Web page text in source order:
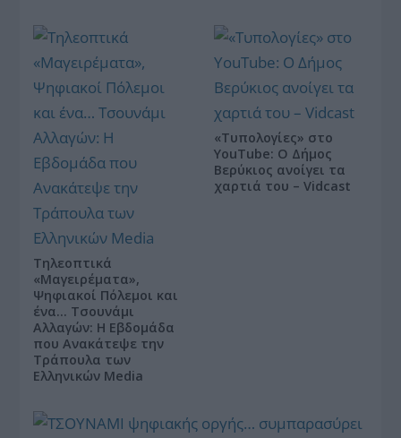
Τηλεοπτικά
«Μαγειρέματα»,
Ψηφιακοί Πόλεμοι και
ένα… Τσουνάμι
Αλλαγών: Η Εβδομάδα
που Ανακάτεψε την
Τράπουλα των
Ελληνικών Media
«Τυπολογίες» στο
YouTube: Ο Δήμος
Βερύκιος ανοίγει τα
χαρτιά του – Vidcast